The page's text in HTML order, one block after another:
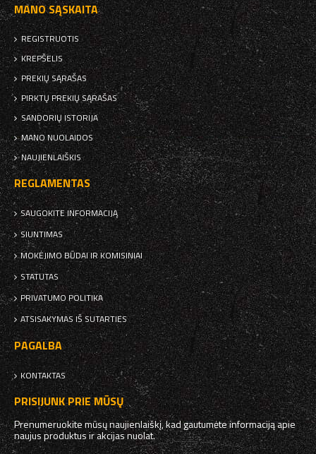
MANO SĄSKAITA
REGISTRUOTIS
KREPŠELIS
PREKIŲ SĄRAŠAS
PIRKTŲ PREKIŲ SĄRAŠAS
SANDORIŲ ISTORIJA
MANO NUOLAIDOS
NAUJIENLAIŠKIS
REGLAMENTAS
SAUGOKITE INFORMACIJĄ
SIUNTIMAS
MOKĖJIMO BŪDAI IR KOMISINIAI
STATUTAS
PRIVATUMO POLITIKA
ATSISAKYMAS IŠ SUTARTIES
PAGALBA
KONTAKTAS
PRISIJUNK PRIE MŪSŲ
Prenumeruokite mūsų naujienlaiškį, kad gautumėte informaciją apie
naujus produktus ir akcijas nuolat.